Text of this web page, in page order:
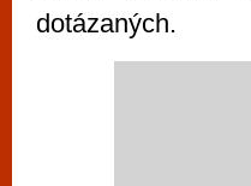
dotázaných.